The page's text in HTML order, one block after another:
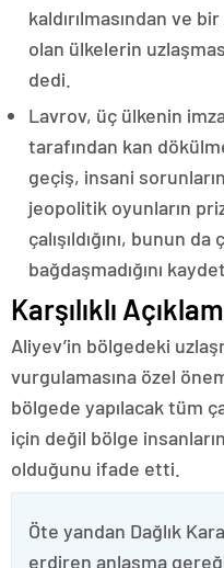
kaldırılmasından ve
olan ülkelerin
dedi.
Lavrov, üç ülkenin
tarafından kan
geçiş, insani
jeopolitik oyunların
çalışıldığını, bunun
bağdaşmadığını
Karşılıklı
Aliyev’in bölgedeki
vurgulamasına özel
bölgede yapılacak tüm
için değil bölge
olduğunu ifade etti.
Öte yandan Dağlık
erdiren anlaşma